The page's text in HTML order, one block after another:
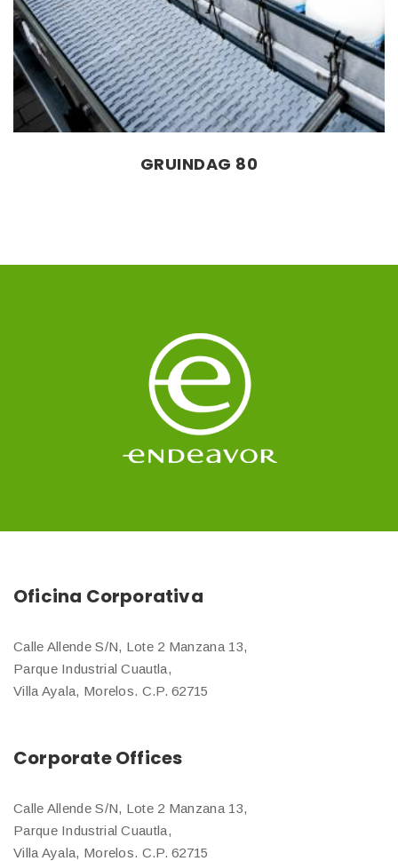
GRUINDAG 80
Oficina Corporativa
Calle Allende S/N, Lote 2 Manzana 13,
Parque Industrial Cuautla,
Villa Ayala, Morelos. C.P. 62715
Corporate Offices
Calle Allende S/N, Lote 2 Manzana 13,
Parque Industrial Cuautla,
Villa Ayala, Morelos. C.P. 62715